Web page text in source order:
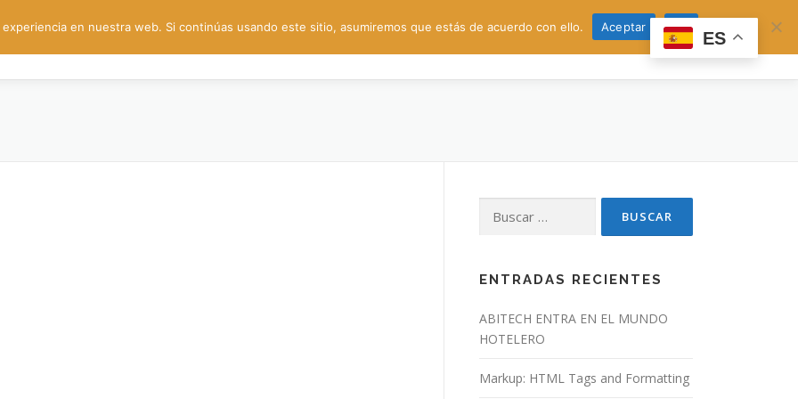
ENTRADAS RECIENTES
ABITECH ENTRA EN EL MUNDO
HOTELERO
Markup: HTML Tags and Formatting
ES
en nuestra web. Si continúas usando este sitio, asumiremos que estás de acuerdo con ello. Aceptar No